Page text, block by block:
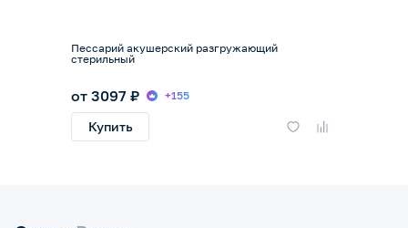
Пессарий акушерский разгружающий
стерильный
от 3097 ₽ +155
Купить